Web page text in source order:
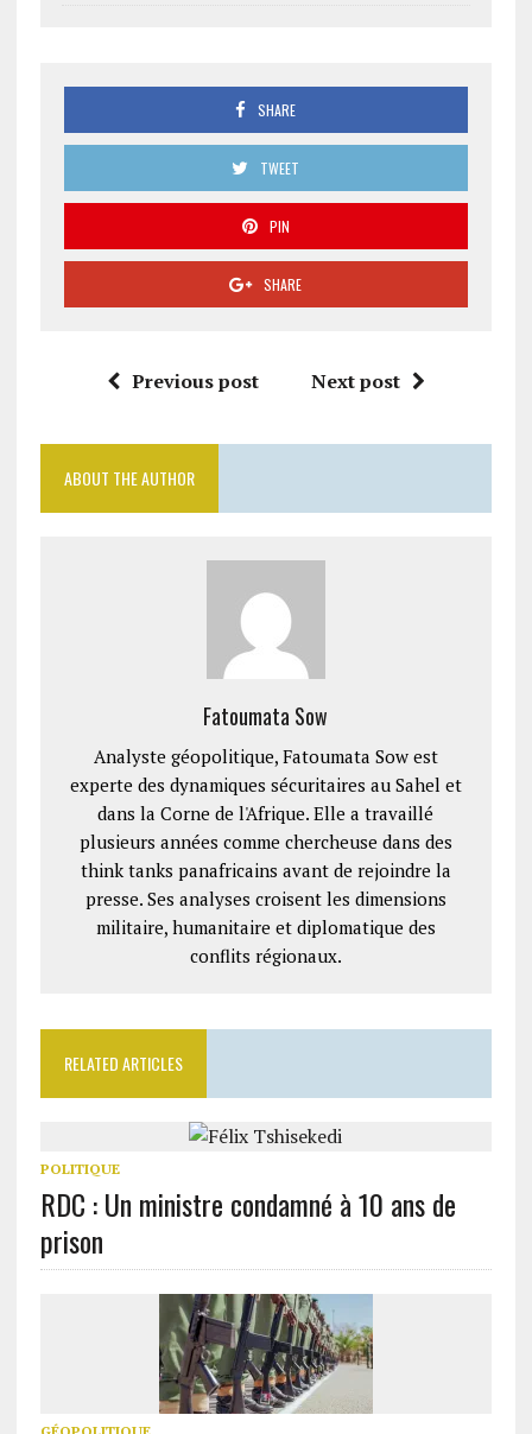
SHARE
TWEET
PIN
SHARE
Previous post Next post
ABOUT THE AUTHOR
Fatoumata Sow
Analyste géopolitique, Fatoumata Sow est
experte des dynamiques sécuritaires au Sahel et
dans la Corne de l'Afrique. Elle a travaillé
plusieurs années comme chercheuse dans des
think tanks panafricains avant de rejoindre la
presse. Ses analyses croisent les dimensions
militaire, humanitaire et diplomatique des
conflits régionaux.
RELATED ARTICLES
POLITIQUE
RDC : Un ministre condamné à 10 ans de
prison